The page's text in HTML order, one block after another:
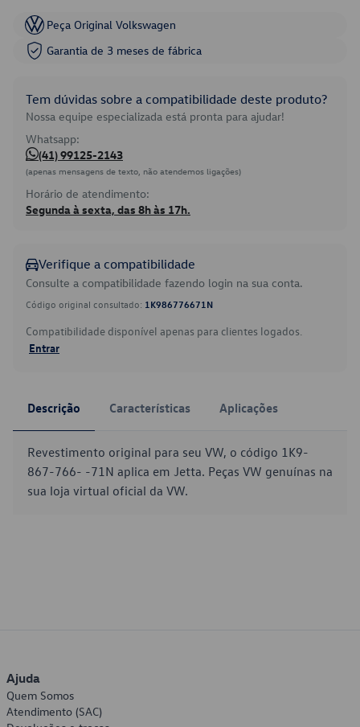
Peça Original Volkswagen
Garantia de 3 meses de fábrica
Tem dúvidas sobre a compatibilidade deste produto?
Nossa equipe especializada está pronta para ajudar!
Whatsapp:
(41) 99125-2143
(apenas mensagens de texto, não atendemos ligações)
Horário de atendimento:
Segunda à sexta, das 8h às 17h.
Verifique a compatibilidade
Consulte a compatibilidade fazendo login na sua conta.
Código original consultado: 1K986776671N
Compatibilidade disponível apenas para clientes logados.
Entrar
Descrição Características Aplicações
Revestimento original para seu VW, o código 1K9-
867-766- -71N aplica em Jetta. Peças VW genuínas na
sua loja virtual oficial da VW.
Ajuda
Quem Somos
Atendimento (SAC)